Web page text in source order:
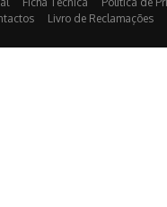
Livro de Reclamações